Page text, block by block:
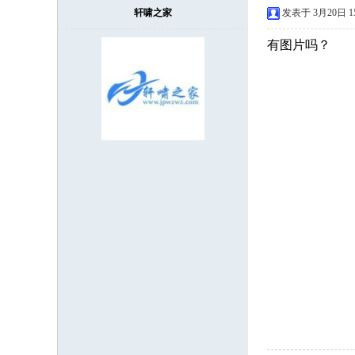
轩啸之家 发表于 3月20日
有图片吗？